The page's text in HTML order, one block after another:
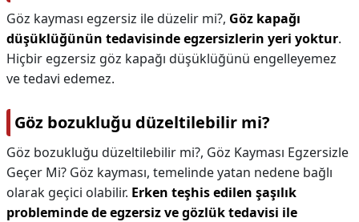
Göz kayması egzersiz ile düzelir mi?, Göz kapağı
düşüklüğünün tedavisinde egzersizlerin yeri yoktur.
Hiçbir egzersiz göz kapağı düşüklüğünü engelleyemez
ve tedavi edemez.
Göz bozukluğu düzeltilebilir mi?
Göz bozukluğu düzeltilebilir mi?, Göz Kayması Egzersizle
Geçer Mi? Göz kayması, temelinde yatan nedene bağlı
olarak geçici olabilir. Erken teşhis edilen şaşılık
probleminde de egzersiz ve gözlük tedavisi ile